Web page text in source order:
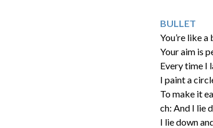
BULLET
You’re like
Your aim is
Every time I
I paint a
To make it
ch: And I lie
I lie down